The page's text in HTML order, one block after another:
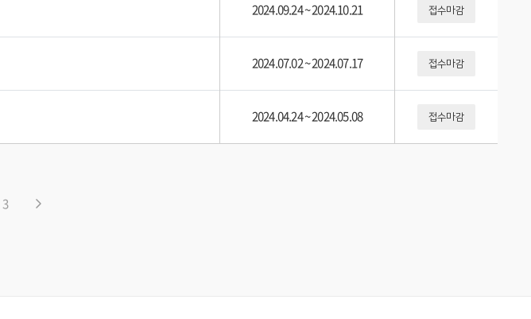
2024.09.24~2024.10.21 접수마감
2024.07.02~2024.07.17 접수마감
2024.04.24~2024.05.08 접수마감
3